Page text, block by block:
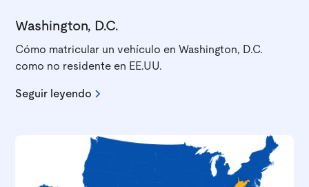
Washington, D.C.
Cómo matricular un vehículo en Washington, D.C.
como no residente en EE.UU.
Seguir leyendo